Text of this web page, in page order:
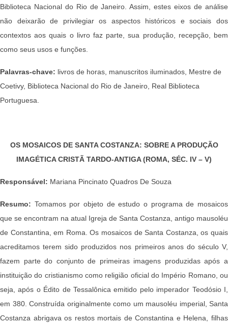
Biblioteca Nacional do Rio de Janeiro. Assim, estes eixos de análise
não deixarão de privilegiar os aspectos históricos e sociais dos
contextos aos quais o livro faz parte, sua produção, recepção, bem
como seus usos e funções.
Palavras-chave: livros de horas, manuscritos iluminados, Mestre de
Coetivy, Biblioteca Nacional do Rio de Janeiro, Real Biblioteca
Portuguesa.
OS MOSAICOS DE SANTA COSTANZA: SOBRE A PRODUÇÃO
IMAGÉTICA CRISTÃ TARDO-ANTIGA (ROMA, SÉC. IV – V)
Responsável: Mariana Pincinato Quadros De Souza
Resumo: Tomamos por objeto de estudo o programa de mosaicos
que se encontram na atual Igreja de Santa Costanza, antigo mausoléu
de Constantina, em Roma. Os mosaicos de Santa Costanza, os quais
acreditamos terem sido produzidos nos primeiros anos do século V,
fazem parte do conjunto de primeiras imagens produzidas após a
instituição do cristianismo como religião oficial do Império Romano, ou
seja, após o Édito de Tessalônica emitido pelo imperador Teodósio I,
em 380. Construída originalmente como um mausoléu imperial, Santa
Costanza abrigava os restos mortais de Constantina e Helena, filhas